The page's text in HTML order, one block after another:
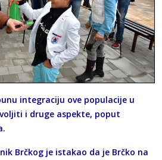
integraciju ove populacije u
i druge aspekte, poput
Brčkog je istakao da je Brčko na